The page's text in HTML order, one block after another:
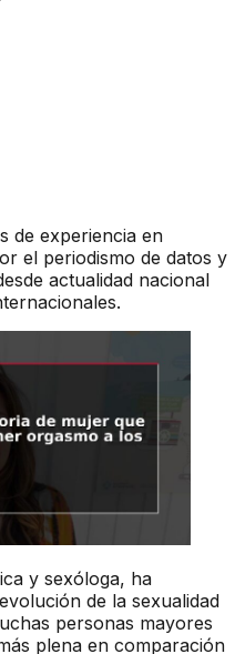
de experiencia en
el periodismo de datos y
actualidad nacional
y sexóloga, ha
de la sexualidad
personas mayores
plena en comparación